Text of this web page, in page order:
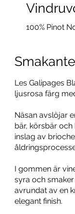
100% Pinot
Les Galipages
ljusrosa färg
Näsan avslöjar
bär, körsbär
inslag av
I gommen är
syra och
avrundat av en
elegant finish.